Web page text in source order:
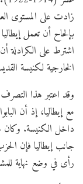
زادت على المستوى
بإلحاح أن تعمل
اشترط على الكرادلة أن
الخارجية لكنيسة
وقد اعتبر هذا
مع إيطاليا، إذ أن
داخل الكنيسة.
جانب إيطاليا فإن
رأى في وضع نهاية